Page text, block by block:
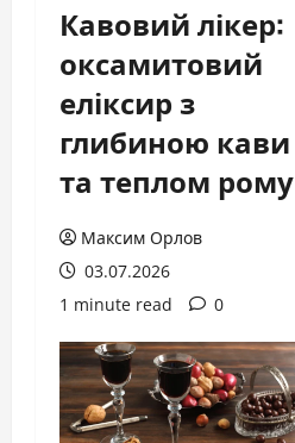
Кавовий лікер:
оксамитовий
еліксир з
глибиною кави
та теплом рому
Максим Орлов
03.07.2026
1 minute read
0